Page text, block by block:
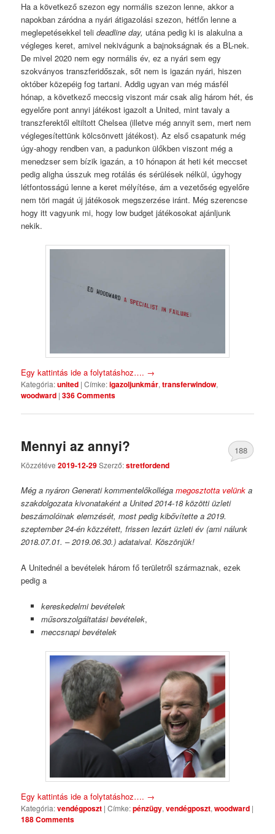
Ha a következő szezon egy normális szezon lenne, akkor a
napokban záródna a nyári átigazolási szezon, hétfőn lenne a
meglepetésekkel telideadline day, utána pedig ki is alakulna a
végleges keret, amivel nekivágunk a bajnokságnak és a BL-nek.
De mivel 2020 nem egy normális év, ez a nyári sem egy
szokványos transzferidőszak, sőt nem is igazán nyári, hiszen
október közepéig fog tartani. Addig ugyan van még másfél
hónap, a következő meccsig viszont már csak alig három hét, és
egyelőre pont annyi játékost igazolt a United, mint tavaly a
transzferektől eltiltott Chelsea (illetve még annyit sem, mert nem
véglegesítettünk kölcsönvett játékost). Az első csapatunk még
úgy-ahogy rendben van, a padunkon ülőkben viszont még a
menedzser sem bízik igazán, a 10 hónapon át heti két meccset
pedig aligha ússzuk meg rotálás és sérülések nélkül, úgyhogy
létfontosságú lenne a keret mélyítése, ám a vezetőség egyelőre
nem töri magát új játékosok megszerzése iránt. Még szerencse
hogy itt vagyunk mi, hogy low budget játékosokat ajánljunk
nekik.
Egy kattintás ide a folytatáshoz…. →
Kategória:united |Címke:igazoljunkmár,transferwindow,
woodward |336 Comments
Mennyi az annyi?
Közzétéve2019-12-29Szerző:stretfordend
188
Még a nyáron Generati kommentelőkollégamegosztotta velünk a
szakdolgozata kivonataként a United 2014-18 közötti üzleti
beszámolóinak elemzését, most pedig kibővítette a 2019.
szeptember 24-én közzétett, frissen lezárt üzleti év (ami nálunk
2018.07.01. – 2019.06.30.) adataival. Köszönjük!
A Unitednél a bevételek három fő területről származnak, ezek
pedig a
kereskedelmi bevételek
műsorszolgáltatási bevételek,
meccsnapi bevételek
Egy kattintás ide a folytatáshoz…. →
Kategória:vendégposzt |Címke:pénzügy,vendégposzt,woodward |
188 Comments